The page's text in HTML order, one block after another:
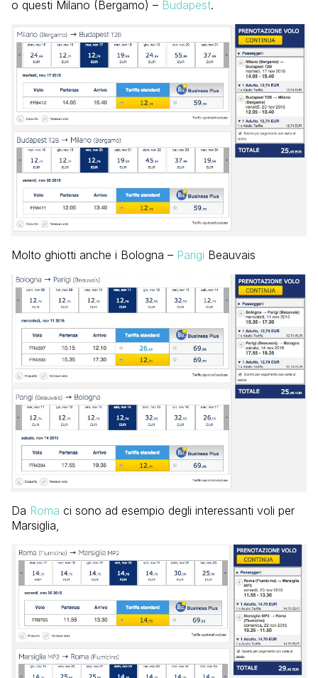
o questi Milano (Bergamo) – Budapest.
Molto ghiotti anche i Bologna – Parigi Beauvais
Da Roma ci sono ad esempio degli interessanti voli per
Marsiglia,